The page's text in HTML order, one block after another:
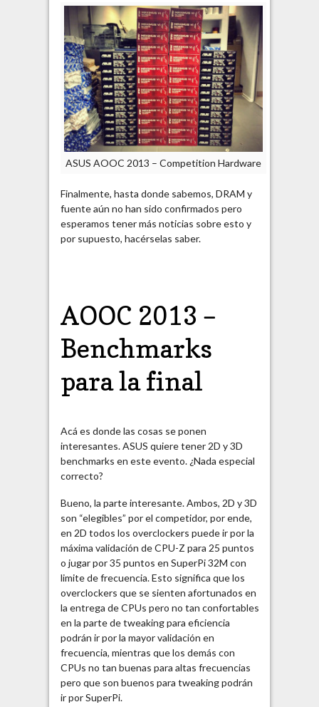
ASUS AOOC 2013 – Competition Hardware
Finalmente, hasta donde sabemos, DRAM y
fuente aún no han sido confirmados pero
esperamos tener más noticias sobre esto y
por supuesto, hacérselas saber.
AOOC 2013 –
Benchmarks
para la final
Acá es donde las cosas se ponen
interesantes. ASUS quiere tener 2D y 3D
benchmarks en este evento. ¿Nada especial
correcto?
Bueno, la parte interesante. Ambos, 2D y 3D
son “elegibles” por el competidor, por ende,
en 2D todos los overclockers puede ir por la
máxima validación de CPU-Z para 25 puntos
o jugar por 35 puntos en SuperPi 32M con
limite de frecuencia. Esto significa que los
overclockers que se sienten afortunados en
la entrega de CPUs pero no tan confortables
en la parte de tweaking para eficiencia
podrán ir por la mayor validación en
frecuencia, mientras que los demás con
CPUs no tan buenas para altas frecuencias
pero que son buenos para tweaking podrán
ir por SuperPi.